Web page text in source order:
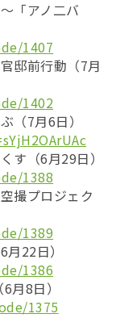
「アノ二バ
1407
邸前行動（7月
1402
（7月6日）
す（6月29日）
1388
撮プロジェク
1389
22日）
1386
月8日）
1375